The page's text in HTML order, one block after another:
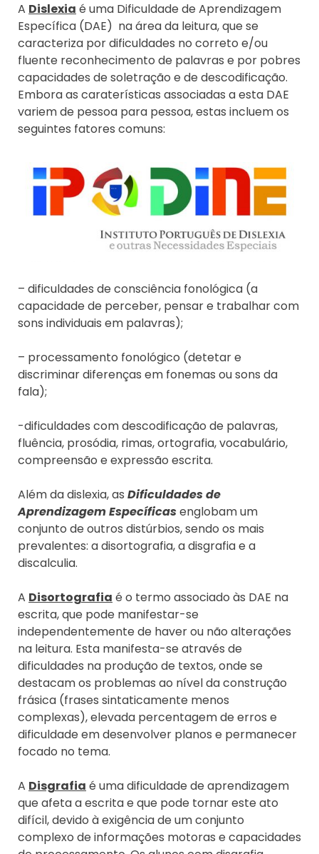
A Dislexia é uma Dificuldade de Aprendizagem
Específica (DAE) na área da leitura, que se
caracteriza por dificuldades no correto e/ou
fluente reconhecimento de palavras e por pobres
capacidades de soletração e de descodificação.
Embora as caraterísticas associadas a esta DAE
variem de pessoa para pessoa, estas incluem os
seguintes fatores comuns:
– dificuldades de consciência fonológica (a
capacidade de perceber, pensar e trabalhar com
sons individuais em palavras);
– processamento fonológico (detetar e
discriminar diferenças em fonemas ou sons da
fala);
-dificuldades com descodificação de palavras,
fluência, prosódia, rimas, ortografia, vocabulário,
compreensão e expressão escrita.
Além da dislexia, as Dificuldades de
Aprendizagem Específicasenglobam um
conjunto de outros distúrbios, sendo os mais
prevalentes: a disortografia, a disgrafia e a
discalculia.
A Disortografia é o termo associado às DAE na
escrita, que pode manifestar-se
independentemente de haver ou não alterações
na leitura. Esta manifesta-se através de
dificuldades na produção de textos, onde se
destacam os problemas ao nível da construção
frásica (frases sintaticamente menos
complexas), elevada percentagem de erros e
dificuldade em desenvolver planos e permanecer
focado no tema.
A Disgrafia é uma dificuldade de aprendizagem
que afeta a escrita e que pode tornar este ato
difícil, devido à exigência de um conjunto
complexo de informações motoras e capacidades